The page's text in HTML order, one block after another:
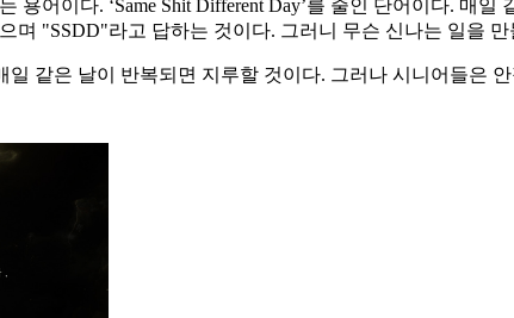
용어이다. ‘Same Shit Different Day’를 줄인 단어이다.
며 "SSDD"라고 답하는 것이다. 그러니 무슨 신나는 일을
일 같은 날이 반복되면 지루할 것이다. 그러나 시니어들은